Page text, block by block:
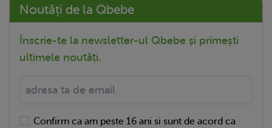
Noutăți de la Qbebe
Înscrie-te la newsletter-ul Qbebe și primești
ultimele noutăți.
Confirm ca am peste 16 ani si sunt de acord ca